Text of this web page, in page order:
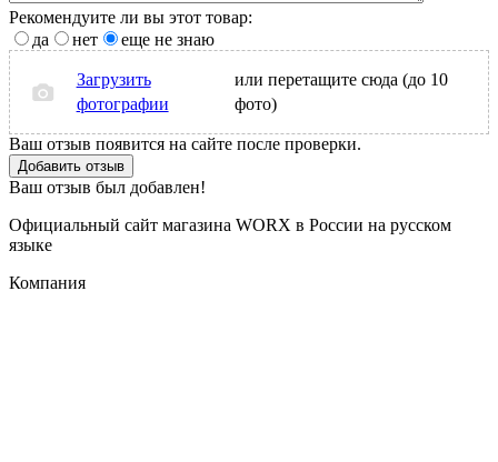
Рекомендуите ли вы этот товар:
да
нет еще не знаю
Загрузить
фотографии
или перетащите сюда (до 10
фото)
Ваш отзыв появится на сайте после проверки.
Добавить отзыв
Ваш отзыв был добавлен!
Официальный сайт магазина WORX в России на русском
языке
Компания